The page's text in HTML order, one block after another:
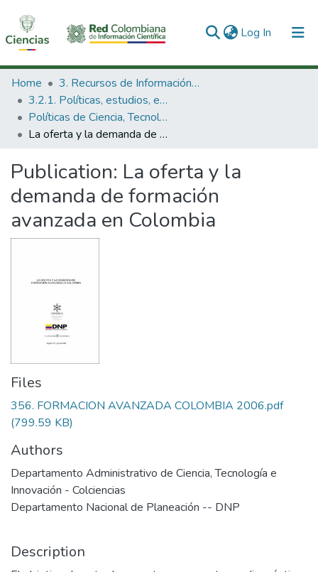
Log In (current)
Communities & Collections
All of DSpace
Statistics
Home
3. Recursos de Información Científica y Tecnológica
3.2.1. Políticas, estudios, evaluaciones e indicadores de CTeI
Políticas de Ciencia, Tecnología e Innovación
La oferta y la demanda de formación avanzada en Colombia
Publication: La oferta y la
demanda de formación
avanzada en Colombia
Files
356. FORMACION AVANZADA COLOMBIA 2006.pdf
(799.59 KB)
Authors
Departamento Administrativo de Ciencia, Tecnología e
Innovación - Colciencias
Departamento Nacional de Planeación -- DNP
Description